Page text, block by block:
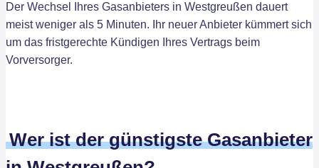
Der Wechsel Ihres Gasanbieters in Westgreußen dauert
meist weniger als 5 Minuten. Ihr neuer Anbieter kümmert sich
um das fristgerechte Kündigen Ihres Vertrags beim
Vorversorger.
Wer ist der günstigste Gasanbieter